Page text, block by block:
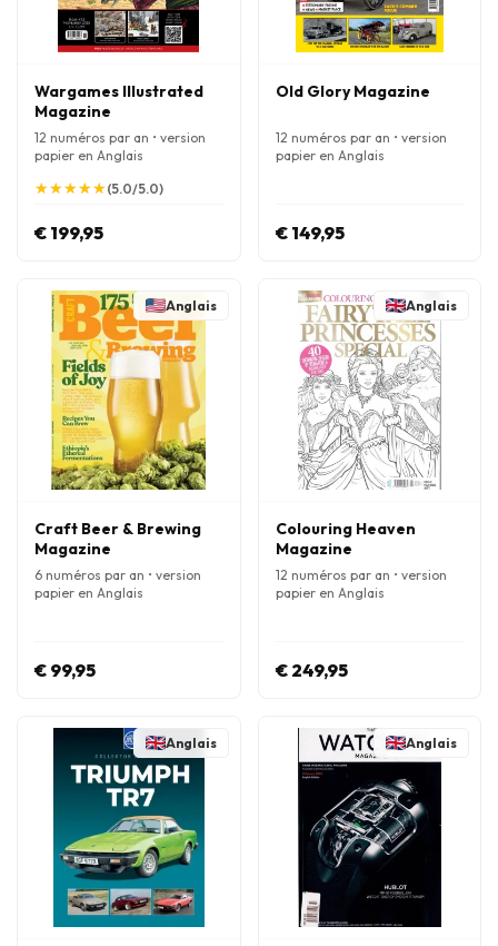
Wargames Illustrated
Magazine
12 numéros par an • version
papier en Anglais
★
★★
★★
★★
★★
★(5.0/5.0)
€ 199,95
Old Glory Magazine
12 numéros par an • version
papier en Anglais
€ 149,95
Anglais
Craft Beer & Brewing
Magazine
6 numéros par an • version
papier en Anglais
€ 99,95
Anglais
Colouring Heaven
Magazine
12 numéros par an • version
papier en Anglais
€ 249,95
Anglais Anglais